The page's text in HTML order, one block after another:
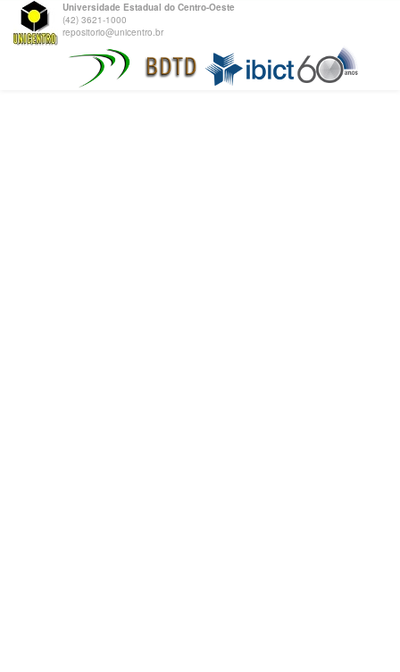
Universidade Estadual do Centro-Oeste
(42) 3621-1000
repositorio@unicentro.br